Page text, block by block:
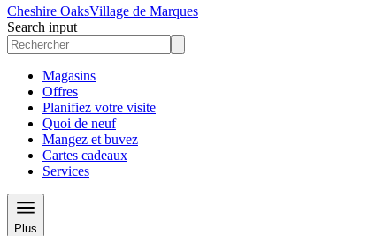
Cheshire OaksVillage de Marques
Search input
Magasins
Offres
Planifiez votre visite
Quoi de neuf
Mangez et buvez
Cartes cadeaux
Services
Plus